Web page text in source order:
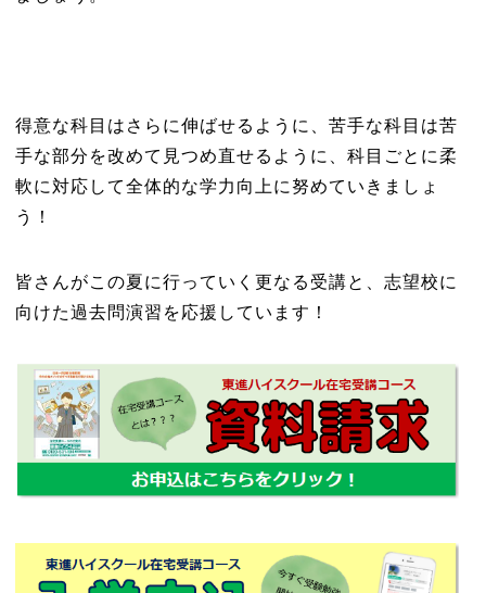
得意な科目はさらに伸ばせるように、苦手な科目は苦
手な部分を改めて見つめ直せるように、科目ごとに柔
軟に対応して全体的な学力向上に努めていきましょ
う！
皆さんがこの夏に行っていく更なる受講と、志望校に
向けた過去問演習を応援しています！